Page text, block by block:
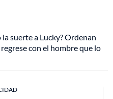
la suerte a Lucky? Ordenan
con el hombre que lo